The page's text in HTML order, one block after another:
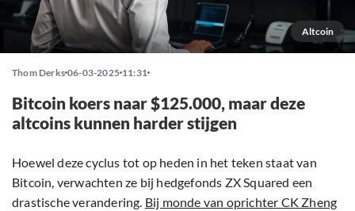
Altcoin
Thom Derks 06-03-2025 11:31
Bitcoin koers naar $125.000, maar deze
altcoins kunnen harder stijgen
Hoewel deze cyclus tot op heden in het teken staat van
Bitcoin, verwachten ze bij hedgefonds ZX Squared een
drastische verandering. Bij monde van oprichter CK Zheng